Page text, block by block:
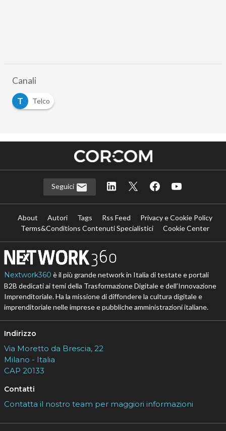
Canali
T
Telco
Seguici
About Autori Tags Rss Feed
Privacy e Cookie Policy
Terms&Conditions Contenuti Specialistici
Cookie Center
Nextwork360 è il più grande network in Italia di testate e portali
B2B dedicati ai temi della Trasformazione Digitale e dell’Innovazione
Imprenditoriale. Ha la missione di diffondere la cultura digitale e
imprenditoriale nelle imprese e pubbliche amministrazioni italiane.
Indirizzo
Via Moretto da Brescia, 22
Milano - Italia
CAP 20133
Contatti
Contatta il nostro team per maggiori informazioni